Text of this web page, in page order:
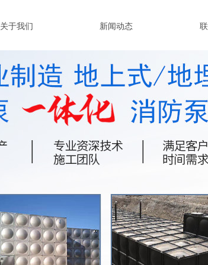
关于我们 新闻动态